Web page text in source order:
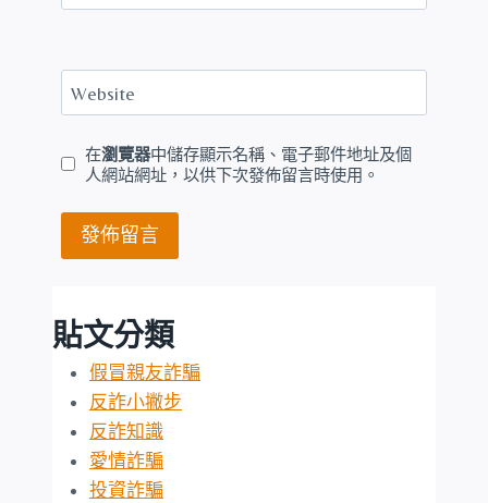
Website
在瀏覽器中儲存顯示名稱、電子郵件地址及個
人網站網址，以供下次發佈留言時使用。
貼文分類
假冒親友詐騙
反詐小撇步
反詐知識
愛情詐騙
投資詐騙